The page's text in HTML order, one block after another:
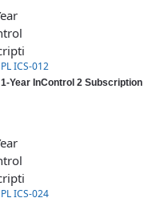
PL ICS-012
1-Year InControl 2 Subscription
PL ICS-024